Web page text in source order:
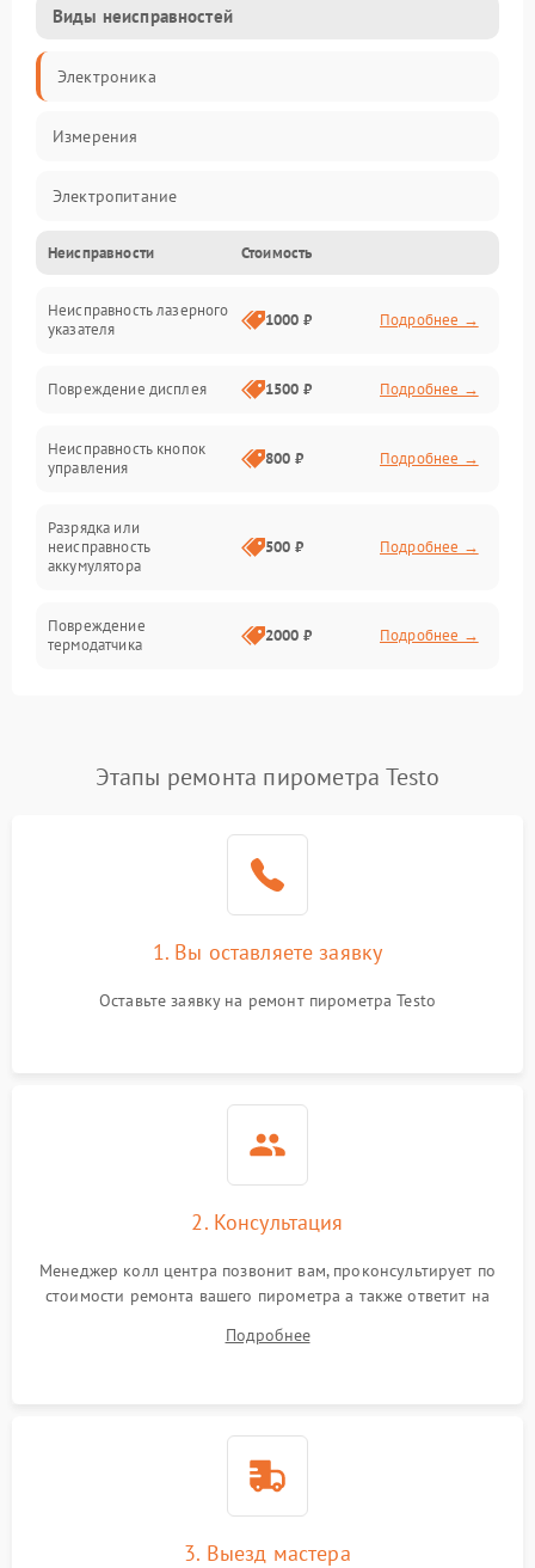
Виды неисправностей
Электроника
Измерения
Электропитание
Оптика
Индикация
Герметичность
Неисправности Стоимость
Неисправность лазерного
указателя
1000 ₽ Подробнее →
Повреждение дисплея 1500 ₽ Подробнее →
Неисправность кнопок
управления
800 ₽ Подробнее →
Разрядка или
неисправность
аккумулятора
500 ₽ Подробнее →
Повреждение
термодатчика
2000 ₽ Подробнее →
Неисправность USB-порта 1000 ₽ Подробнее →
Повреждение внутренней
Повреждение кабеля
500 ₽ Подробнее →
800 ₽
Неисправность системы
2000 ₽
Этапы ремонта пирометра Testo
1. Вы оставляете заявку
Оставьте заявку на ремонт пирометра Testo
2. Консультация
Менеджер колл центра позвонит вам, проконсультирует по
стоимости ремонта вашего пирометра а также ответит на
Подробнее
3. Выезд мастера